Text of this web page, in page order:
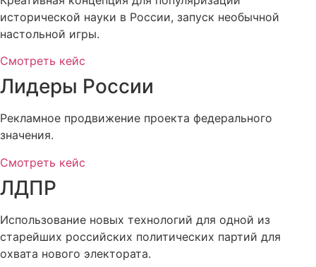
исторической науки в России, запуск необычной
настольной игры.
Смотреть кейс
Лидеры России
Рекламное продвижение проекта федерального
значения.
Смотреть кейс
ЛДПР
Использование новых технологий для одной из
старейших российских политических партий для
охвата нового электората.